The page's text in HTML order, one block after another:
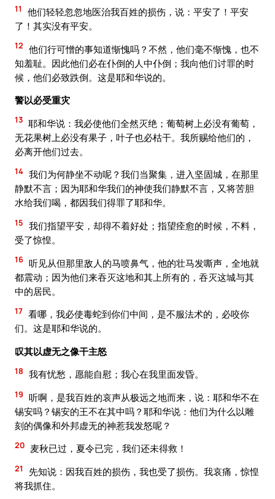
11
他们轻轻忽忽地医治我百姓的损伤，说：平安了！平安
了！其实没有平安。
12 他们行可憎的事知道惭愧吗？不然，他们毫不惭愧，也不
知羞耻。因此他们必在仆倒的人中仆倒；我向他们讨罪的时
候，他们必致跌倒。这是耶和华说的。
警以必受重灾
13 耶和华说：我必使他们全然灭绝；葡萄树上必没有葡萄，
无花果树上必没有果子，叶子也必枯干。我所赐给他们的，
必离开他们过去。
14 我们为何静坐不动呢？我们当聚集，进入坚固城，在那里
静默不言；因为耶和华我们的神使我们静默不言，又将苦胆
水给我们喝，都因我们得罪了耶和华。
15 我们指望平安，却得不着好处；指望痊愈的时候，不料，
受了惊惶。
16 听见从但那里敌人的马喷鼻气，他的壮马发嘶声，全地就
都震动；因为他们来吞灭这地和其上所有的，吞灭这城与其
中的居民。
17 看哪，我必使毒蛇到你们中间，是不服法术的，必咬你
们。这是耶和华说的。
叹其以虚无之像干主怒
18 我有忧愁，愿能自慰；我心在我里面发昏。
19 听啊，是我百姓的哀声从极远之地而来，说：耶和华不在
锡安吗？锡安的王不在其中吗？耶和华说：他们为什么以雕
刻的偶像和外邦虚无的神惹我发怒呢？
20 麦秋已过，夏令已完，我们还未得救！
21
先知说：因我百姓的损伤，我也受了损伤。我哀痛，惊惶
将我抓住。